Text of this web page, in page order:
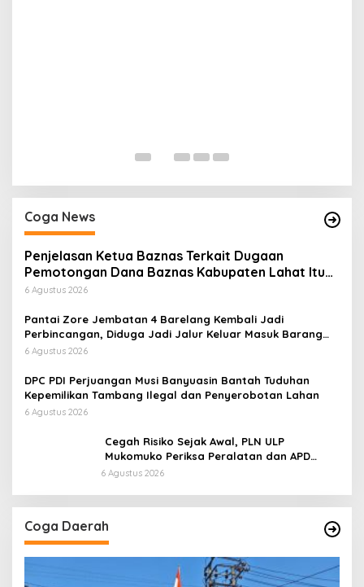
Coga News
Penjelasan Ketua Baznas Terkait Dugaan
Pemotongan Dana Baznas Kabupaten Lahat Itu
Tidak Benar
6 Agustus 2026
Pantai Zore Jembatan 4 Barelang Kembali Jadi
Perbincangan, Diduga Jadi Jalur Keluar Masuk Barang
Tanpa Dokumen Kepabeanan, Nama Berinisial WL
di Kawasan Pesisir
6 Agustus 2026
DPC PDI Perjuangan Musi Banyuasin Bantah Tuduhan
Kepemilikan Tambang Ilegal dan Penyerobotan Lahan
6 Agustus 2026
Cegah Risiko Sejak Awal, PLN ULP
Mukomuko Periksa Peralatan dan APD
Petugas secara Rutin
6 Agustus 2026
Coga Daerah